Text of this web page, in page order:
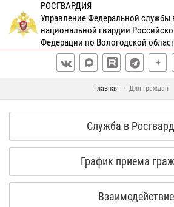
РОСГВАРДИЯ
Управление Федеральной службы
национальной гвардии
Федерации по Вологодской
Главная Для граждан
Служба в
График приема
Взаимодействие